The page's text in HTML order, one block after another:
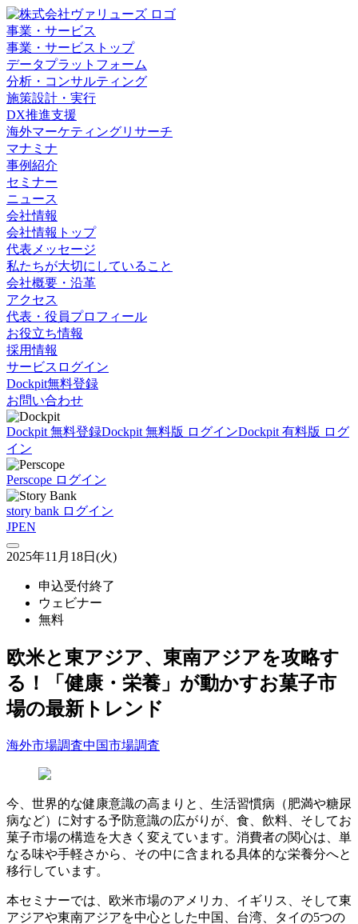
事業・サービス
事業・サービストップ
データプラットフォーム
分析・コンサルティング
施策設計・実行
DX推進支援
海外マーケティングリサーチ
マナミナ
事例紹介
セミナー
ニュース
会社情報
会社情報トップ
代表メッセージ
私たちが大切にしていること
会社概要・沿革
アクセス
代表・役員プロフィール
お役立ち情報
採用情報
サービスログイン
Dockpit無料登録
お問い合わせ
Dockpit 無料登録Dockpit 無料版 ログインDockpit 有料版 ログ
イン
Perscope ログイン
story bank ログイン
JPEN
2025年11月18日(火)
申込受付終了
ウェビナー
無料
欧米と東アジア、東南アジアを攻略す
る！「健康・栄養」が動かすお菓子市
場の最新トレンド
海外市場調査中国市場調査
今、世界的な健康意識の高まりと、生活習慣病（肥満や糖尿
病など）に対する予防意識の広がりが、食、飲料、そしてお
菓子市場の構造を大きく変えています。消費者の関心は、単
なる味や手軽さから、その中に含まれる具体的な栄養分へと
移行しています。
本セミナーでは、欧米市場のアメリカ、イギリス、そして東
アジアや東南アジアを中心とした中国、台湾、タイの5つの